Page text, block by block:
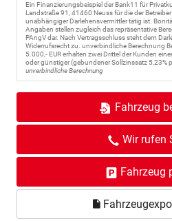
Ein Finanzierungsbeispiel der Bank11 für
Landstraße 91, 41460 Neuss für die der
unabhängiger Darlehensvermittler tätig ist.
Angaben stellen zugleich das repräsentative
PAngV dar. Nach Vertragsschluss steht dem
Widerrufsrecht zu. unverbindliche Berechnung
5.000,- EUR erhalten zwei Drittel der Kunden
oder günstiger (gebundener Sollzinssatz 5,23%
unverbindliche Berechnung
Fahrzeug
Wir rufen
Fahrzeug